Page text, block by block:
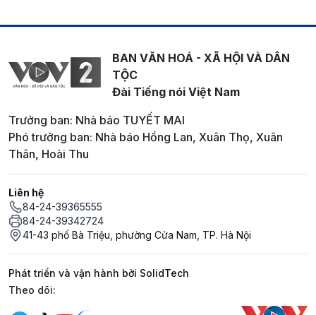
BAN VĂN HOÁ - XÃ HỘI VÀ DÂN
TỘC
Đài Tiếng nói Việt Nam
Trưởng ban: Nhà báo TUYẾT MAI
Phó trưởng ban: Nhà báo Hồng Lan, Xuân Thọ, Xuân
Thân, Hoài Thu
Liên hệ
84-24-39365555
84-24-39342724
41-43 phố Bà Triệu, phường Cửa Nam, TP. Hà Nội
Phát triển và vận hành bởi SolidTech
Mạng xã hội
Theo dõi: